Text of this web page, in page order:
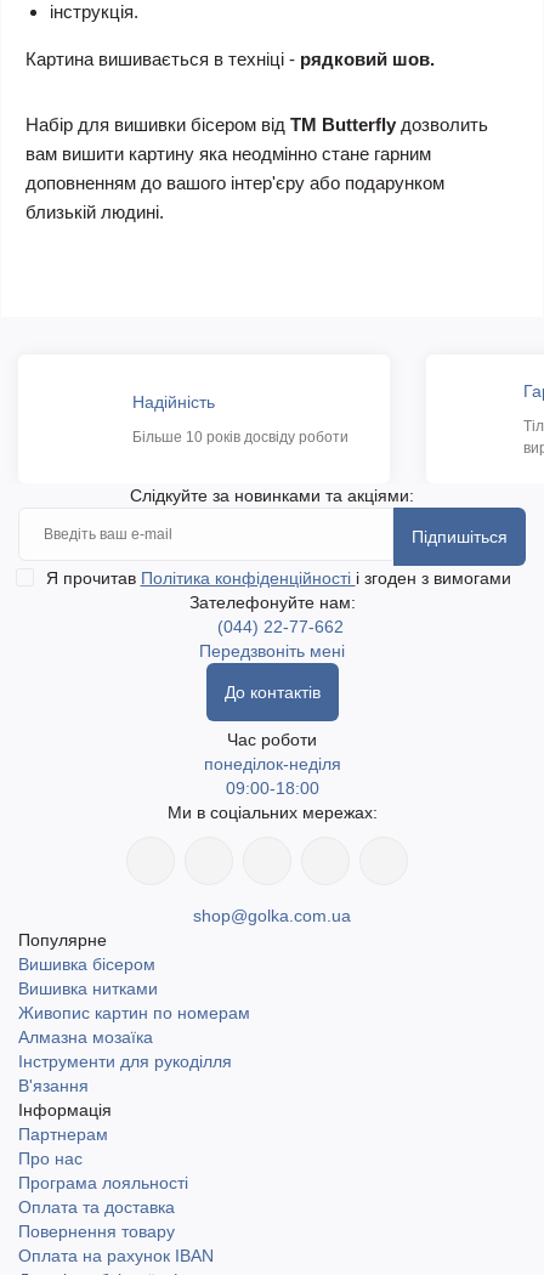
інструкція.
Картина вишивається в техніці - рядковий шов.
Набір для вишивки бісером від ТМ Butterfly дозволить
вам вишити картину яка неодмінно стане гарним
доповненням до вашого інтер'єру або подарунком
близькій людині.
Надійність
Більше 10 років досвіду роботи
Слідкуйте за новинками та акціями:
Підпишіться
Я прочитав Політика конфіденційності і згоден з вимогами
Зателефонуйте нам:
(044) 22-77-662
Передзвоніть мені
До контактів
Час роботи
понеділок-неділя
09:00-18:00
Ми в соціальних мережах:
shop@golka.com.ua
Популярне
Вишивка бісером
Вишивка нитками
Живопис картин по номерам
Алмазна мозаїка
Інструменти для рукоділля
В'язання
Інформація
Партнерам
Про нас
Програма лояльності
Оплата та доставка
Повернення товару
Оплата на рахунок IBAN